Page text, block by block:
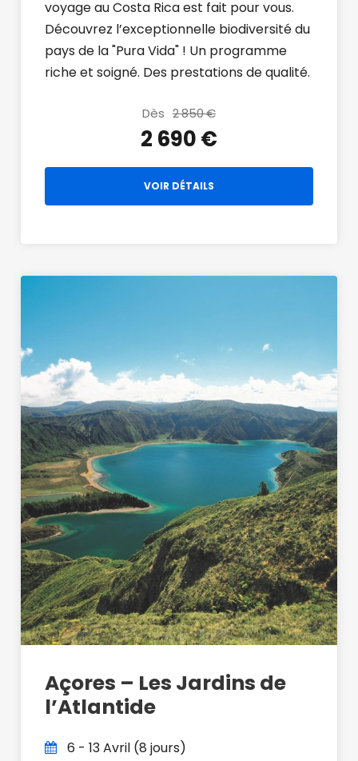
voyage au Costa Rica est fait pour vous.
Découvrez l’exceptionnelle biodiversité du
pays de la "Pura Vida" ! Un programme
riche et soigné. Des prestations de qualité.
Dès 2 850 €
2 690 €
VOIR DÉTAILS
Açores – Les Jardins de
l’Atlantide
6 - 13 Avril (8 jours)